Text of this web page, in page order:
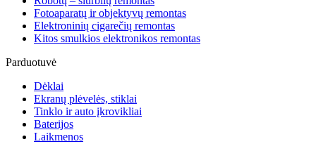
Fotoaparatų ir objektyvų remontas
Elektroninių cigarečių remontas
Kitos smulkios elektronikos remontas
Parduotuvė
Dėklai
Ekranų plėvelės, stiklai
Tinklo ir auto įkrovikliai
Baterijos
Laikmenos